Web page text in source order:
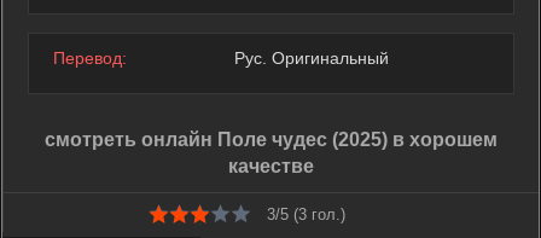
Перевод: Рус. Оригинальный
смотреть онлайн Поле чудес (2025) в хорошем
качестве
3/5 (3 гол.)